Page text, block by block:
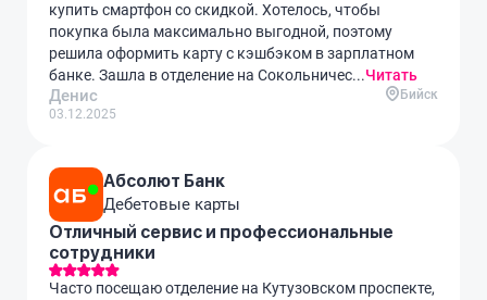
купить смартфон со скидкой. Хотелось, чтобы
покупка была максимально выгодной, поэтому
решила оформить карту с кэшбэком в зарплатном
банке. Зашла в отделение на Сокольничес...Читать
Денис
03.12.2025
Бийск
Абсолют Банк
Дебетовые карты
Отличный сервис и профессиональные
сотрудники
Часто посещаю отделение на Кутузовском проспекте,